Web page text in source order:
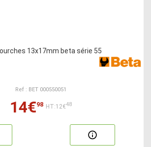
13x17mm beta série 55
Ref : BET 000550051
14€98 HT:12€48